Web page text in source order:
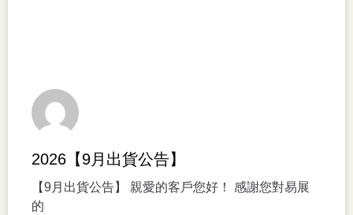
2026【9月出貨公告】
【9月出貨公告】 親愛的客戶您好！ 感謝您對易展
的